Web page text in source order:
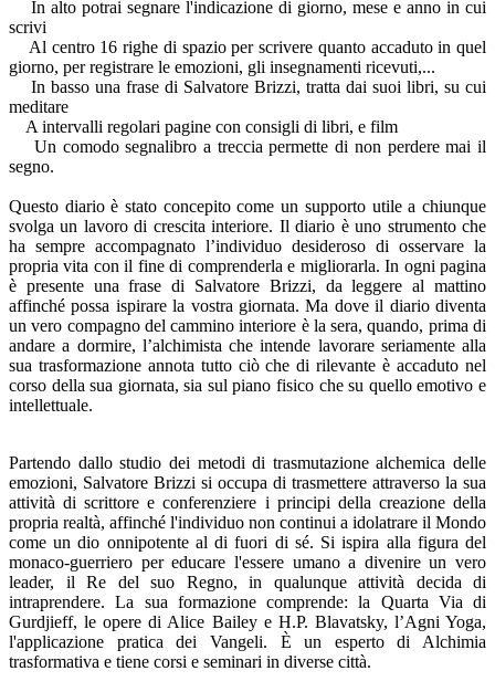
In alto potrai segnare l'indicazione di giorno, mese e anno in cui
scrivi
Al centro 16 righe di spazio per scrivere quanto accaduto in quel
giorno, per registrare le emozioni, gli insegnamenti ricevuti,...
In basso una frase di Salvatore Brizzi, tratta dai suoi libri, su cui
meditare
A intervalli regolari pagine con consigli di libri, e film
Un comodo segnalibro a treccia permette di non perdere mai il
segno.
Questo diario è stato concepito come un supporto utile a chiunque
svolga un lavoro di crescita interiore. Il diario è uno strumento che
ha sempre accompagnato l’individuo desideroso di osservare la
propria vita con il fine di comprenderla e migliorarla. In ogni pagina
è presente una frase di Salvatore Brizzi, da leggere al mattino
affinché possa ispirare la vostra giornata. Ma dove il diario diventa
un vero compagno del cammino interiore è la sera, quando, prima di
andare a dormire, l’alchimista che intende lavorare seriamente alla
sua trasformazione annota tutto ciò che di rilevante è accaduto nel
corso della sua giornata, sia sul piano fisico che su quello emotivo e
intellettuale.
Partendo dallo studio dei metodi di trasmutazione alchemica delle
emozioni, Salvatore Brizzi si occupa di trasmettere attraverso la sua
attività di scrittore e conferenziere i principi della creazione della
propria realtà, affinché l'individuo non continui a idolatrare il Mondo
come un dio onnipotente al di fuori di sé. Si ispira alla figura del
monaco-guerriero per educare l'essere umano a divenire un vero
leader, il Re del suo Regno, in qualunque attività decida di
intraprendere. La sua formazione comprende: la Quarta Via di
Gurdjieff, le opere di Alice Bailey e H.P. Blavatsky, l’Agni Yoga,
l'applicazione pratica dei Vangeli. È un esperto di Alchimia
trasformativa e tiene corsi e seminari in diverse città.